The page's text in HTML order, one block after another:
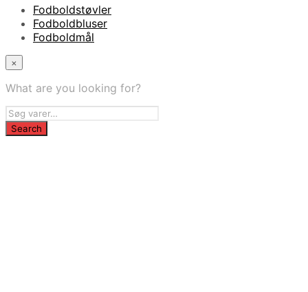
Fodboldstøvler
Fodboldbluser
Fodboldmål
×
What are you looking for?